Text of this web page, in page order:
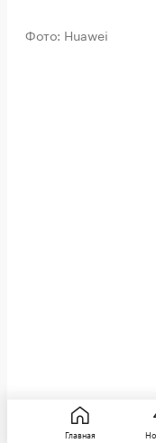
Фото: Huawei
Ноутбук
Главная